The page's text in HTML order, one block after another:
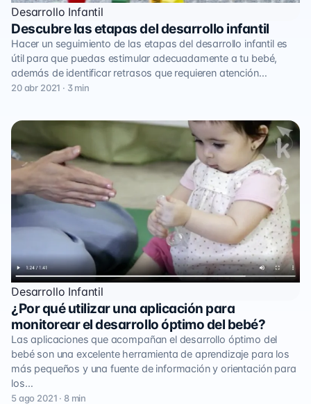
Desarrollo Infantil
Descubre las etapas del desarrollo infantil
Hacer un seguimiento de las etapas del desarrollo infantil es
útil para que puedas estimular adecuadamente a tu bebé,
además de identificar retrasos que requieren atención…
20 abr 2021 · 3 min
Desarrollo Infantil
¿Por qué utilizar una aplicación para
monitorear el desarrollo óptimo del bebé?
Las aplicaciones que acompañan el desarrollo óptimo del
bebé son una excelente herramienta de aprendizaje para los
más pequeños y una fuente de información y orientación para
los…
5 ago 2021 · 8 min